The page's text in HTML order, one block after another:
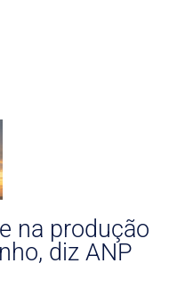
na produção
diz ANP